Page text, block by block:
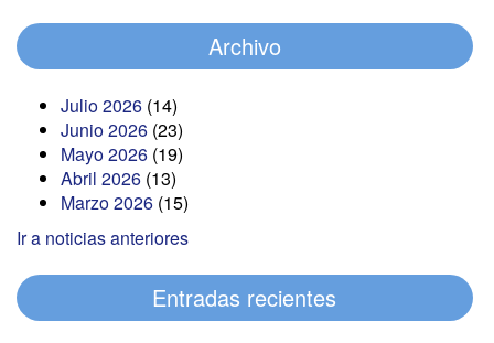
Archivo
Julio 2026 (14)
Junio 2026 (23)
Mayo 2026 (19)
Abril 2026 (13)
Marzo 2026 (15)
Ir a noticias anteriores
Entradas recientes